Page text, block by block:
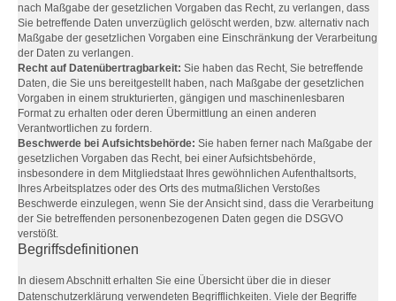
nach Maßgabe der gesetzlichen Vorgaben das Recht, zu verlangen, dass
Sie betreffende Daten unverzüglich gelöscht werden, bzw. alternativ nach
Maßgabe der gesetzlichen Vorgaben eine Einschränkung der Verarbeitung
der Daten zu verlangen.
Recht auf Datenübertragbarkeit: Sie haben das Recht, Sie betreffende
Daten, die Sie uns bereitgestellt haben, nach Maßgabe der gesetzlichen
Vorgaben in einem strukturierten, gängigen und maschinenlesbaren
Format zu erhalten oder deren Übermittlung an einen anderen
Verantwortlichen zu fordern.
Beschwerde bei Aufsichtsbehörde: Sie haben ferner nach Maßgabe der
gesetzlichen Vorgaben das Recht, bei einer Aufsichtsbehörde,
insbesondere in dem Mitgliedstaat Ihres gewöhnlichen Aufenthaltsorts,
Ihres Arbeitsplatzes oder des Orts des mutmaßlichen Verstoßes
Beschwerde einzulegen, wenn Sie der Ansicht sind, dass die Verarbeitung
der Sie betreffenden personenbezogenen Daten gegen die DSGVO
verstößt.
Begriffsdefinitionen
In diesem Abschnitt erhalten Sie eine Übersicht über die in dieser
Datenschutzerklärung verwendeten Begrifflichkeiten. Viele der Begriffe